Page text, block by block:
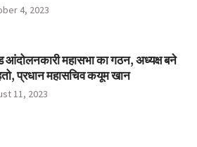
4, 2023
महासभा का गठन, अध्यक्ष बने
प्रधान महासचिव कयूम खान
11, 2023